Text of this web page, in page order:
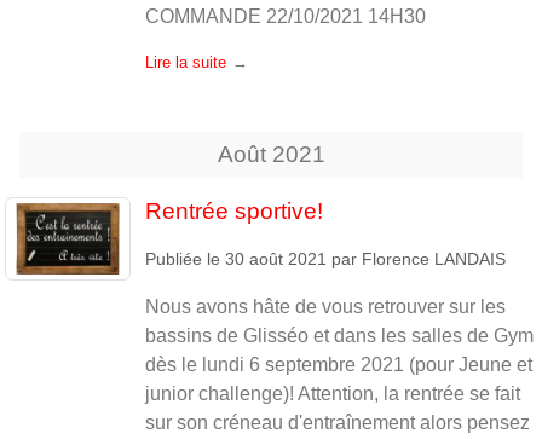
COMMANDE 22/10/2021 14H30
Lire la suite
Août 2021
Rentrée sportive!
Publiée le 30 août 2021 par Florence LANDAIS
Nous avons hâte de vous retrouver sur les
bassins de Glisséo et dans les salles de Gym
dès le lundi 6 septembre 2021 (pour Jeune et
junior challenge)! Attention, la rentrée se fait
sur son créneau d'entraînement alors pensez